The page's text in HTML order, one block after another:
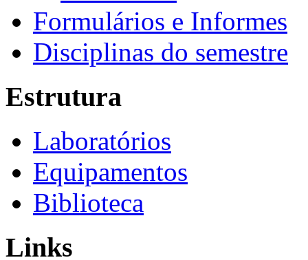
Formulários e Informes
Disciplinas do semestre
Estrutura
Laboratórios
Equipamentos
Biblioteca
Links